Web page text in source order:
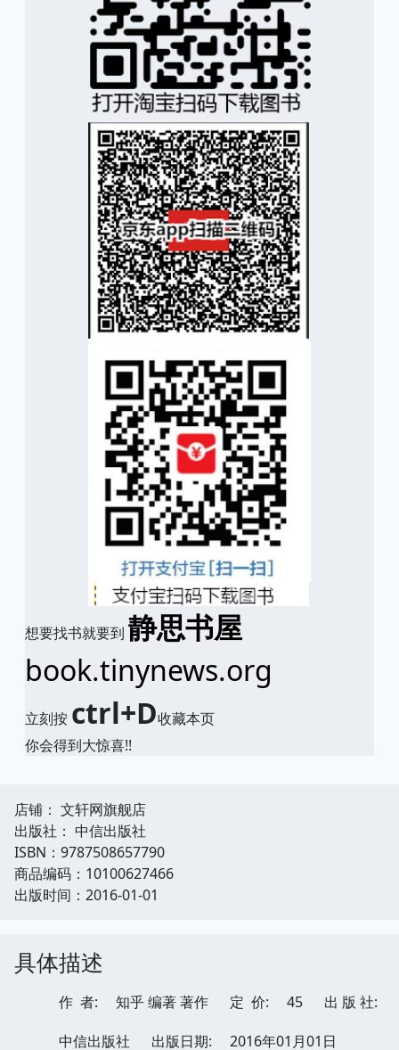
想要找书就要到 静思书屋
book.tinynews.org
立刻按 ctrl+D收藏本页
你会得到大惊喜!!
店铺： 文轩网旗舰店
出版社： 中信出版社
ISBN：9787508657790
商品编码：10100627466
出版时间：2016-01-01
具体描述
作 者: 知乎 编著 著作 定 价: 45
出 版 社:
中信出版社
出版日期: 2016年01月01日